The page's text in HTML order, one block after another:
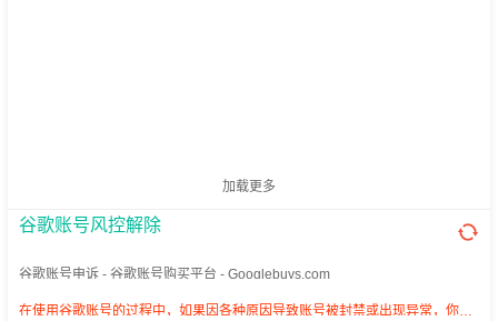
加载更多
谷歌账号风控解除
谷歌账号申诉 - 谷歌账号购买平台 - Googlebuys.com
在使用谷歌账号的过程中，如果因各种原因导致账号被封禁或出现异常，你可